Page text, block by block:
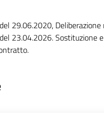
29.06.2020,
23.04.2026. Sostituzione